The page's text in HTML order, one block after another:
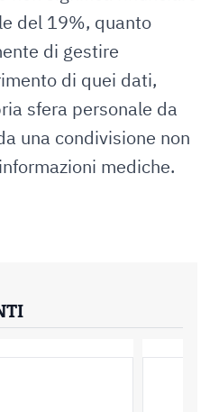
del 19%, quanto
di gestire
di quei dati,
sfera personale da
una condivisione non
mediche.